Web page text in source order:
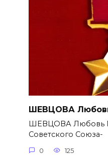
ШЕВЦОВА
ШЕВЦОВА Любовь
Советского Союза-
0 125